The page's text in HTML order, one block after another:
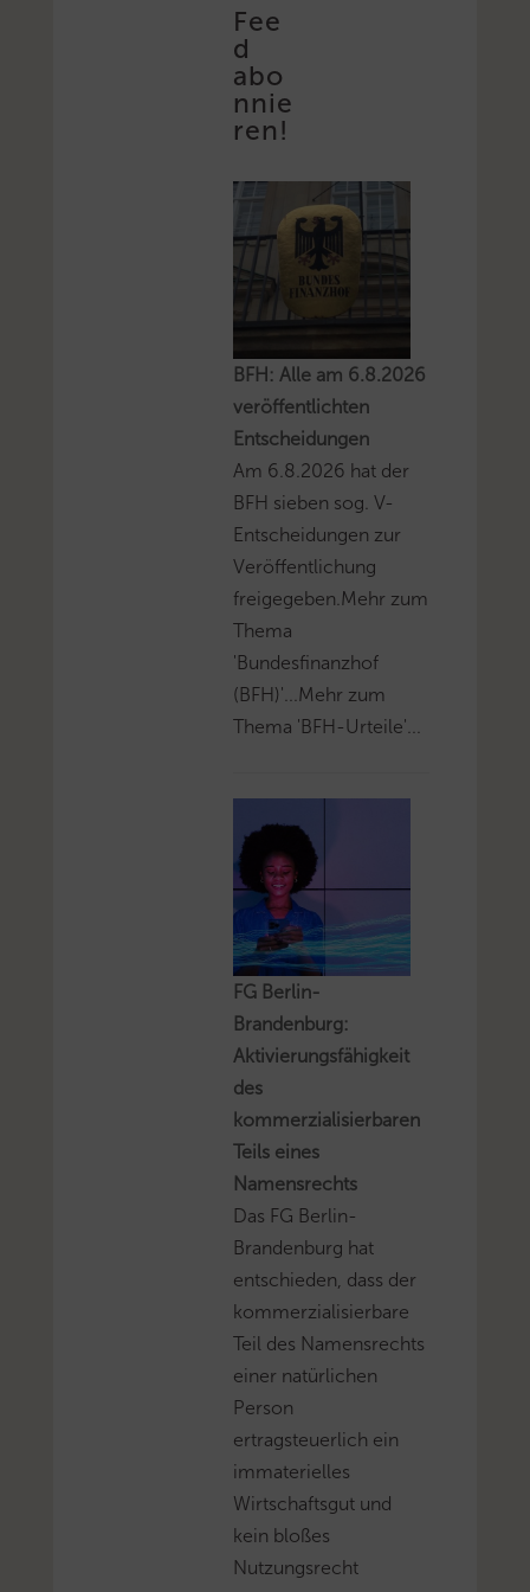
Fee
d
abo
nnie
ren!
BFH: Alle am 6.8.2026
veröffentlichten
Entscheidungen
Am 6.8.2026 hat der
BFH sieben sog. V-
Entscheidungen zur
Veröffentlichung
freigegeben.Mehr zum
Thema
'Bundesfinanzhof
(BFH)'...Mehr zum
Thema 'BFH-Urteile'...
FG Berlin-
Brandenburg:
Aktivierungsfähigkeit
des
kommerzialisierbaren
Teils eines
Namensrechts
Das FG Berlin-
Brandenburg hat
entschieden, dass der
kommerzialisierbare
Teil des Namensrechts
einer natürlichen
Person
ertragsteuerlich ein
immaterielles
Wirtschaftsgut und
kein bloßes
Nutzungsrecht